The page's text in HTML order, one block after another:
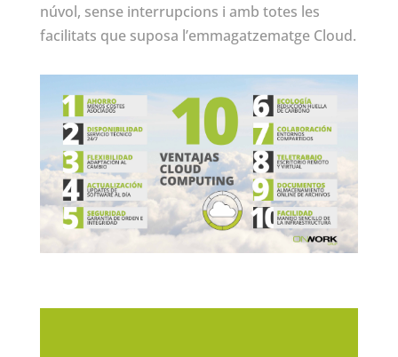
núvol, sense interrupcions i amb totes les
facilitats que suposa l’emmagatzematge Cloud.